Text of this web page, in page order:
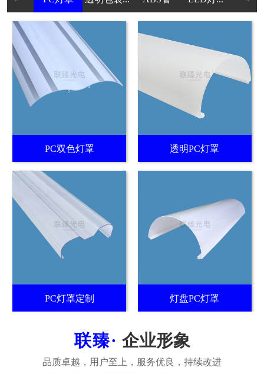
PC双色灯罩 透明PC灯罩
PC灯罩定制 灯盘PC灯罩
企业形象